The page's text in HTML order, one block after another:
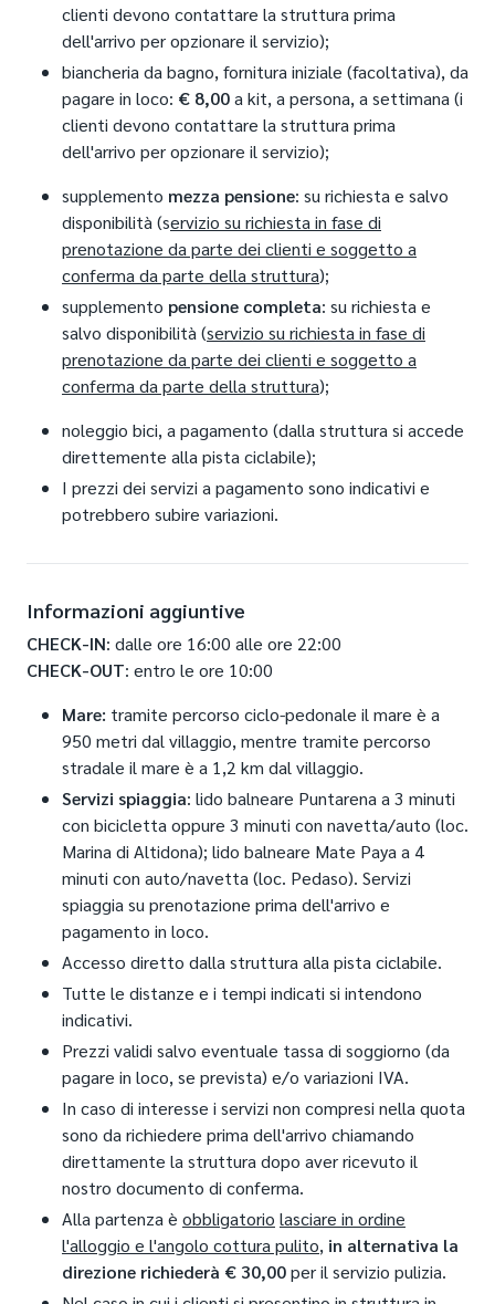
clienti devono contattare la struttura prima
dell'arrivo per opzionare il servizio);
biancheria da bagno, fornitura iniziale (facoltativa), da
pagare in loco: € 8,00a kit, a persona, a settimana (i
clienti devono contattare la struttura prima
dell'arrivo per opzionare il servizio);
supplemento mezza pensione: su richiesta e salvo
disponibilità (servizio su richiesta in fase di
prenotazione da parte dei clienti e soggetto a
conferma da parte della struttura);
supplemento pensione completa: su richiesta e
salvo disponibilità (servizio su richiesta in fase di
prenotazione da parte dei clienti e soggetto a
conferma da parte della struttura);
noleggio bici, a pagamento (dalla struttura si accede
direttemente alla pista ciclabile);
I prezzi dei servizi a pagamento sono indicativi e
potrebbero subire variazioni.
Informazioni aggiuntive
CHECK-IN: dalle ore 16:00 alle ore 22:00
CHECK-OUT: entro le ore 10:00
Mare: tramite percorso ciclo-pedonale il mare è a
950 metri dal villaggio, mentre tramite percorso
stradale il mare è a 1,2 km dal villaggio.
Servizi spiaggia: lido balneare Puntarena a 3 minuti
con bicicletta oppure 3 minuti con navetta/auto (loc.
Marina di Altidona); lido balneare Mate Paya a 4
minuti con auto/navetta (loc. Pedaso). Servizi
spiaggia su prenotazione prima dell'arrivo e
pagamento in loco.
Accesso diretto dalla struttura alla pista ciclabile.
Tutte le distanze e i tempi indicati si intendono
indicativi.
Prezzi validi salvo eventuale tassa di soggiorno (da
pagare in loco, se prevista) e/o variazioni IVA.
In caso di interesse i servizi non compresi nella quota
sono da richiedere prima dell'arrivo chiamando
direttamente la struttura dopo aver ricevuto il
nostro documento di conferma.
Alla partenza è obbligatorio lasciare in ordine
l'alloggio e l'angolo cottura pulito, in alternativa la
direzione richiederà € 30,00per il servizio pulizia.